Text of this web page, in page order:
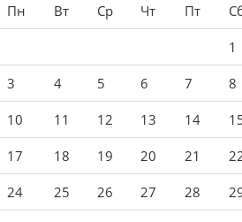
Пн
Вт Ср Чт Пт
1
3 4 5 6 7 8
10 11 12 13 14
17 18 19 20 21
24 25 26 27 28